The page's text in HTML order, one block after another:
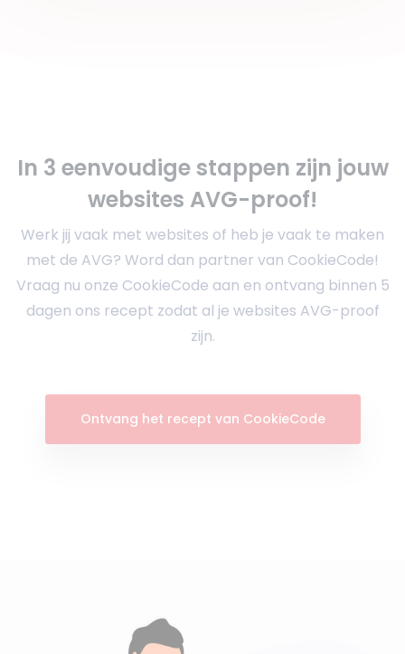
In 3 eenvoudige stappen zijn jouw
websites AVG-proof!
Werk jij vaak met websites of heb je vaak te maken
met de AVG? Word dan partner van CookieCode!
Vraag nu onze CookieCode aan en ontvang binnen 5
dagen ons recept zodat al je websites AVG-proof
zijn.
Ontvang het recept van CookieCode